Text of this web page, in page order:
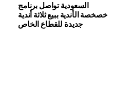
السعودية تواصل برنامج
خصخصة الأندية ببيع ثلاثة أندية
جديدة للقطاع الخاص